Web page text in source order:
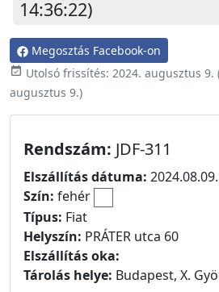
14:36:22)
Megosztás Facebook-on
event_available Utolsó frissítés: 2024. augusztus 9.
augusztus 9.)
Rendszám: JDF-311
Elszállítás dátuma:
Szín: fehér
Típus: Fiat
Helyszín: PRÁTER utca 60
Elszállítás oka:
Tárolás helye: Budapest, X.